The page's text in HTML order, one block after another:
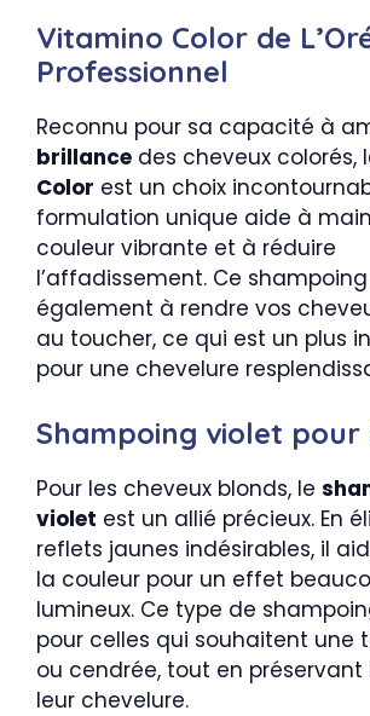
Vitamino Color de
Professionnel
Reconnu pour sa capacité à
brillance des cheveux colorés,
Color est un choix
formulation unique aide à
couleur vibrante et à réduire
l’affadissement. Ce
également à rendre vos
au toucher, ce qui est un plus
pour une chevelure
Shampoing violet pour
Pour les cheveux blonds, le
violet est un allié précieux. En
reflets jaunes indésirables, il
la couleur pour un effet
lumineux. Ce type de
pour celles qui souhaitent une
ou cendrée, tout en
leur chevelure.